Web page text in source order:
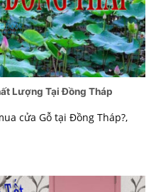
Lượng Tại Đồng Tháp
cửa Gỗ tại Đồng Tháp?,